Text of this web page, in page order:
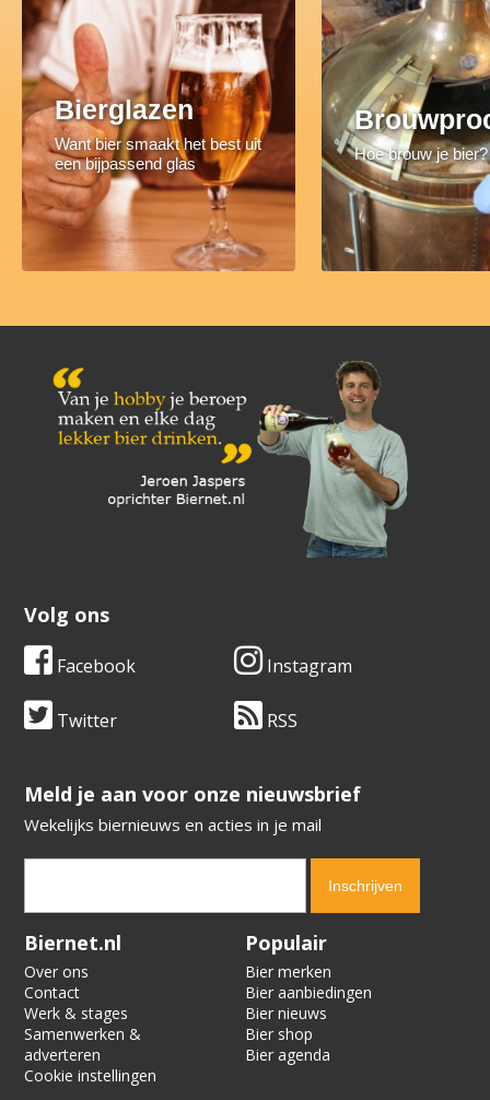
Bierglazen
Want bier smaakt het best uit
een bijpassend glas
Hoe brouw je bier?
Volg ons
Facebook Instagram
Twitter RSS
​​​​​​​Meld je aan voor onze nieuwsbrief
Wekelijks biernieuws en acties in je mail
Verification code:
Biernet.nl
Over ons
Contact
Werk & stages
Samenwerken &
adverteren
Cookie instellingen
Populair
Bier merken
Bier aanbiedingen
Bier nieuws
Bier shop
Bier agenda